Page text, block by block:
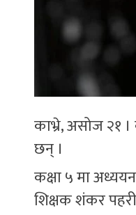
काभ्रे, असोज २१
छन् ।
कक्षा ५ मा
शिक्षक शंकर